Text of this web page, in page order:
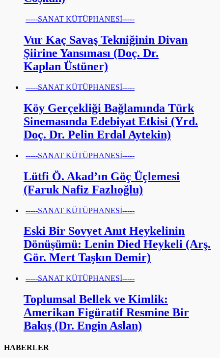
-----SANAT KÜTÜPHANESİ-----
Vur Kaç Savaş Tekniğinin Divan
Şiirine Yansıması (Doç. Dr.
Kaplan Üstüner)
-----SANAT KÜTÜPHANESİ-----
Köy Gerçekliği Bağlamında Türk
Sinemasında Edebiyat Etkisi (Yrd.
Doç. Dr. Pelin Erdal Aytekin)
-----SANAT KÜTÜPHANESİ-----
Lütfi Ö. Akad’ın Göç Üçlemesi
(Faruk Nafiz Fazlıoğlu)
-----SANAT KÜTÜPHANESİ-----
Eski Bir Sovyet Anıt Heykelinin
Dönüşümü: Lenin Died Heykeli (Arş.
Gör. Mert Taşkın Demir)
-----SANAT KÜTÜPHANESİ-----
Toplumsal Bellek ve Kimlik:
Amerikan Figüratif Resmine Bir
Bakış (Dr. Engin Aslan)
HABERLER